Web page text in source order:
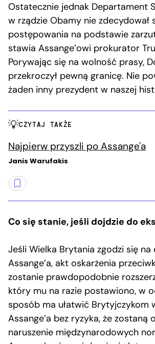
Ostatecznie jednak Departament
w rządzie Obamy nie zdecydował
postępowania na podstawie
stawia Assange’owi prokurator
Porywając się na wolność prasy,
przekroczył pewną granicę. Nie
żaden inny prezydent w naszej
CZYTAJ TAKŻE
Najpierw przyszli po Assange'a
Janis Warufakis
Co się stanie, jeśli dojdzie do
Jeśli Wielka Brytania zgodzi się
Assange’a, akt oskarżenia
zostanie prawdopodobnie
który mu na razie postawiono, w
sposób ma ułatwić Brytyjczykom
Assange’a bez ryzyka, że zostaną
naruszenie międzynarodowych